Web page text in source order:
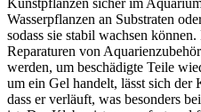
Wasserpflanzen an Substraten
sodass sie stabil wachsen
Reparaturen von
werden, um beschädigte Teile
um ein Gel handelt, lässt sich der
dass er verläuft, was besonders